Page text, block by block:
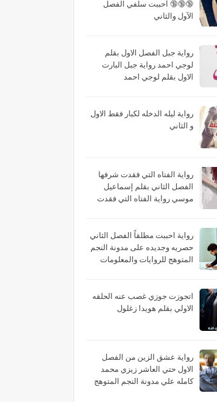
🔞🔞🔞 آحببت سلفي الفصل
الآول والثاني
رواية جبل الفصل الاول بقلم
لوجي احمد رواية جبل البارت
الاول بقلم لوجي احمد
رواية ليله الدخله لكبار فقط الاول
و الثاني
رواية الفتاه التي فقدت شرفها
الفصل الثاني بقلم إسماعيل
موسي رواية الفتاه التي فقدت
فقدت شرفها الجزء الثاني بقلم
إسماعيل موسي
رواية احببت مطلقاً الفصل الثاني
حصريه وجديده على مدونة النجم
المتوهج للروايات والمعلومات
اتجوزت جوزي غصب عنه الحلقه
الاولي بقلم هويدا زغلول
رواية عشق الزين من الفصل
الاول حتي العاشر زيزي محمد
كامله علي مدونة النجم المتوهج